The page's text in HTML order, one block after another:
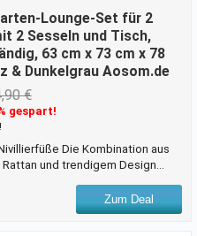
ein Gemälde aussehen. Kaufen
es nicht
Modernes und
ideal für jede
Bestehend aus 2
Drahtziehschirmen und 2
(Glühbirnen n
Lounge-Set für 2
2 Sesseln und Tisch,
63 cm x 73 cm x 78
& Dunkelgrau Aosom.de
€
gespart!
Die Kombination aus
und trendigem Design
und ein Beistelltisch laden
Beisammensein im Freien ein.
Zum Deal